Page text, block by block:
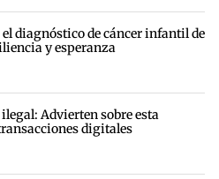
diagnóstico de cáncer infantil de
y esperanza
Advierten sobre esta
digitales